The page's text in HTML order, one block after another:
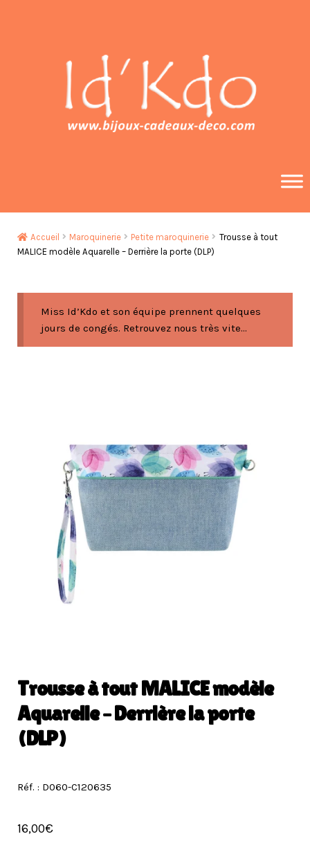
Accueil Maroquinerie Petite maroquinerie
Trousse à tout
MALICE modèle Aquarelle – Derrière la porte (DLP)
Miss Id’Kdo et son équipe prennent quelques
jours de congés. Retrouvez nous très vite...
Trousse à tout MALICE modèle
Aquarelle – Derrière la porte
(DLP)
Réf. : D060-C120635
16,00€